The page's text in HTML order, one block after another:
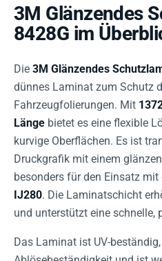
3M Glänzendes
8428G im
Die 3M Glänzendes
dünnes Laminat zum Schutz
Fahrzeugfolierungen. Mit
Länge bietet es eine flexible
kurvige Oberflächen. Es ist
Druckgrafik mit einem
besonders für den Einsatz mit
IJ280. Die Laminatschicht
und unterstützt eine schnelle,
Das Laminat ist UV-